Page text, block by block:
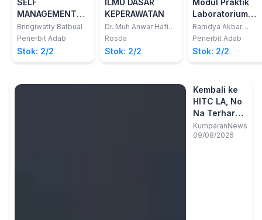
SELF
MANAGEMENT
UNTUK
MENINGKATKAN
KINERJA BIDAN
Bringiwatty Batbual
Penerbit Adab
Stok: 2/2
ILMU DASAR
KEPERAWATAN
Dr. Muh Anwar Hafid,
S.Kep.,Ms.,M.Kes
Rosda
Stok: 2/2
Modul Praktik
Laboratorium
Keperawatan
Maternitas
Ramdya Akbar
Tukan, S.Kep.,Ns,
Penerbit Adab
Stok: 2/2
Kembali ke
HITC LA, No
Na Terharu
Lihat
Penonton
KumparanNews
09/08/2026